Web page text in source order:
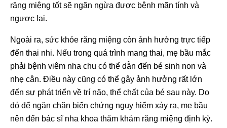
răng miệng tốt sẽ ngăn ngừa được bệnh mãn tính và
ngược lại.
Ngoài ra, sức khỏe răng miệng còn ảnh hưởng trực tiếp
đến thai nhi. Nếu trong quá trình mang thai, mẹ bầu mắc
phải bệnh viêm nha chu có thể dẫn đến bé sinh non và
nhẹ cân. Điều này cũng có thể gây ảnh hưởng rất lớn
đến sự phát triển về trí não, thể chất của bé sau này. Do
đó để ngăn chặn biến chứng nguy hiểm xảy ra, mẹ bầu
nên đến bác sĩ nha khoa thăm khám răng miệng định kỳ.